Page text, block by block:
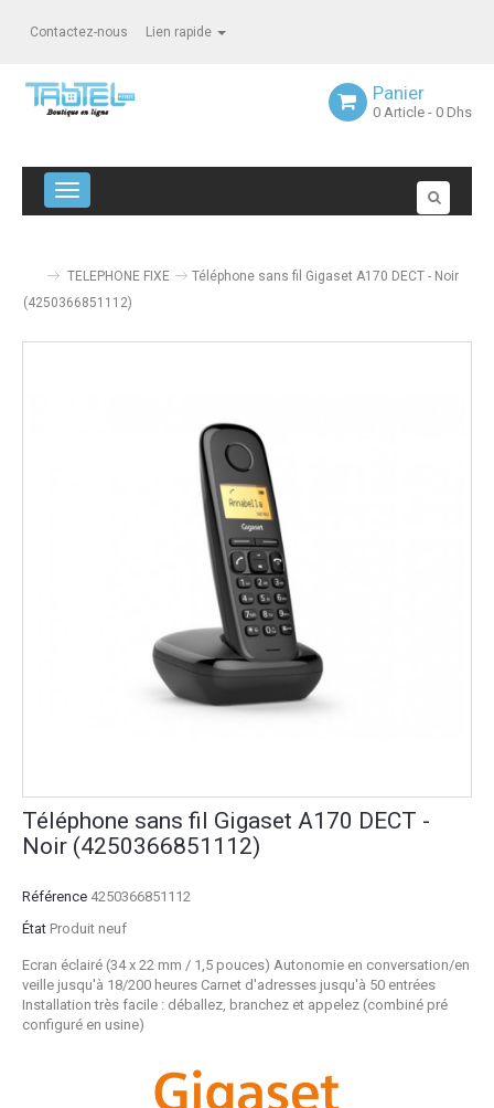
Contactez-nous Lien rapide
Panier
0 Article - 0 Dhs
Navigation bascule
TELEPHONE FIXE
Téléphone sans fil Gigaset A170 DECT - Noir
(4250366851112)
Téléphone sans fil Gigaset A170 DECT -
Noir (4250366851112)
Référence 4250366851112
État Produit neuf
Ecran éclairé (34 x 22 mm / 1,5 pouces) Autonomie en conversation/en
veille jusqu'à 18/200 heures Carnet d'adresses jusqu'à 50 entrées
Installation très facile : déballez, branchez et appelez (combiné pré
configuré en usine)